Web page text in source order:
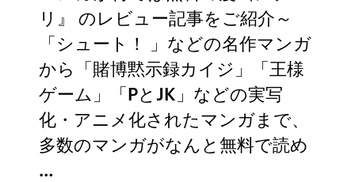
リ』 のレビュー記事をご紹介～
「シュート！ 」などの名作マンガ
から「賭博黙示録カイジ」「王様
ゲーム」「PとJK」などの実写
化・アニメ化されたマンガまで、
多数のマンガがなんと無料で読め
…